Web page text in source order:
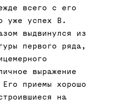
всего с его
уже успех В.
выдвинулся из
первого ряда,
выражение
приемы хорошо
на